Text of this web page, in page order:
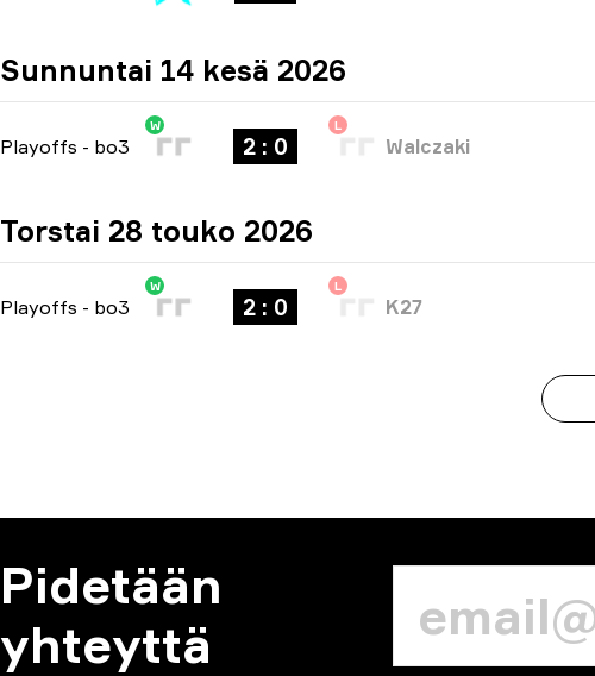
Sunnuntai 14 kesä 2026
Playoffs - bo3
W
2 : 0
L
Walczaki
Torstai 28 touko 2026
Playoffs - bo3
W
2 : 0
L
K27
Pidetään
yhteyttä